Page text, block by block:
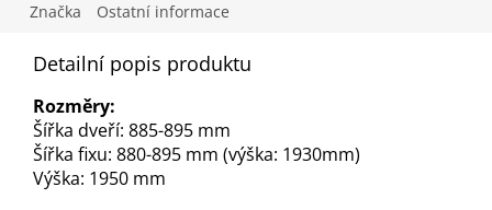
Značka Ostatní informace
Detailní popis produktu
Rozměry:
Šířka dveří: 885-895 mm
Šířka fixu: 880-895 mm (výška: 1930mm)
Výška: 1950 mm